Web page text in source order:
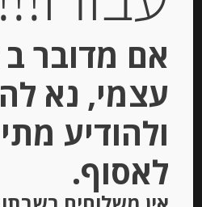
הוספה לסל
אם מדובר ב
עצמי, נא
ולהודיע
לאסוף.